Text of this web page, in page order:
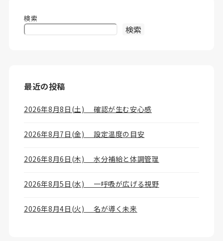
検索
検索
最近の投稿
2026年8月8日(土) 確認が生む安心感
2026年8月7日(金) 設定温度の目安
2026年8月6日(木) 水分補給と体調管理
2026年8月5日(水) 一呼吸が広げる視野
2026年8月4日(火) 名が導く未来